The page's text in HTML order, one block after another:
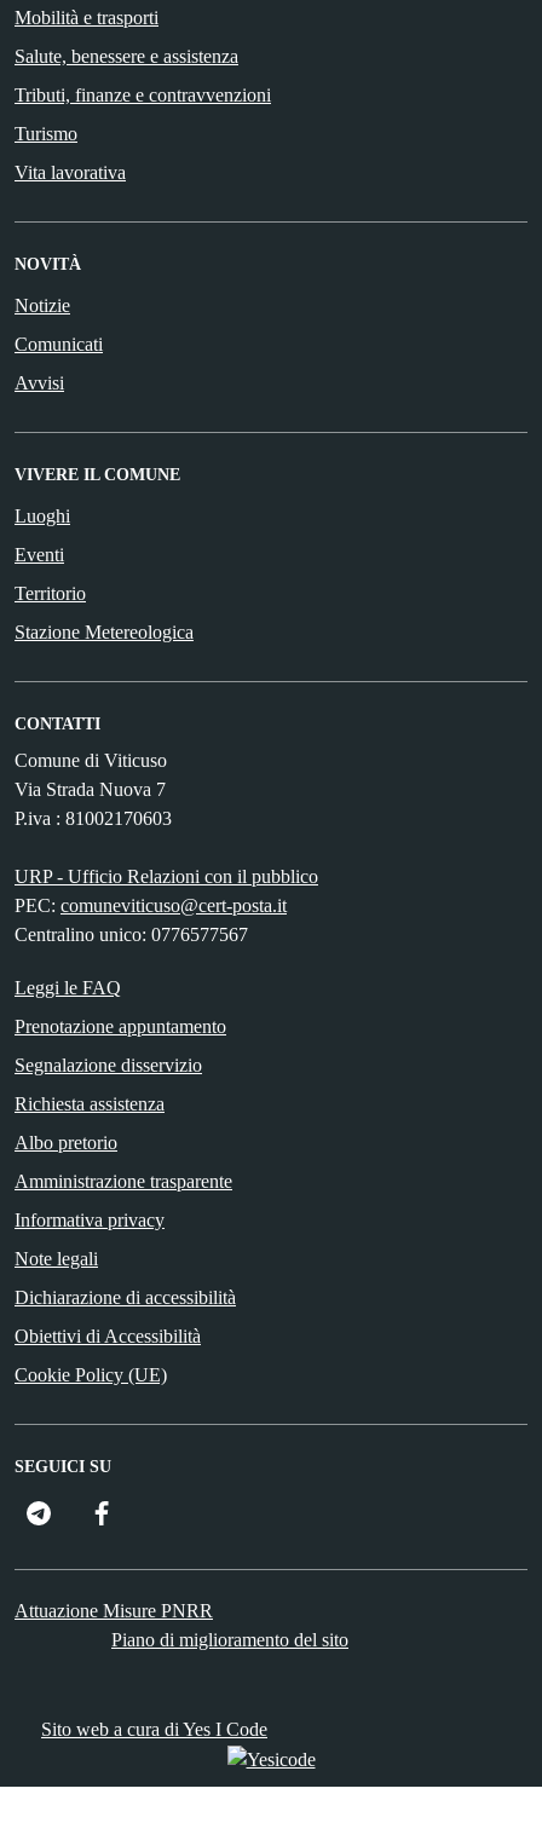
Mobilità e trasporti
Salute, benessere e assistenza
Tributi, finanze e contravvenzioni
Turismo
Vita lavorativa
NOVITÀ
Notizie
Comunicati
Avvisi
VIVERE IL COMUNE
Luoghi
Eventi
Territorio
Stazione Metereologica
CONTATTI
Comune di Viticuso
Via Strada Nuova 7
P.iva : 81002170603
URP - Ufficio Relazioni con il pubblico
PEC: comuneviticuso@cert-posta.it
Centralino unico: 0776577567
Leggi le FAQ
Prenotazione appuntamento
Segnalazione disservizio
Richiesta assistenza
Albo pretorio
Amministrazione trasparente
Informativa privacy
Note legali
Dichiarazione di accessibilità
Obiettivi di Accessibilità
Cookie Policy (UE)
SEGUICI SU
FacebooK
Attuazione Misure PNRR
Piano di miglioramento del sito
Sito web a cura di Yes I Code